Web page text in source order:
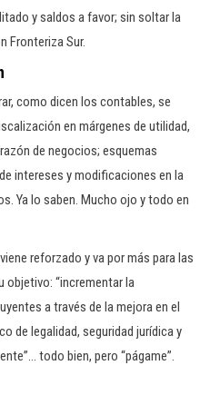
y saldos a favor; sin soltar la
Fronteriza Sur.
como dicen los contables, se
en márgenes de utilidad,
de negocios; esquemas
intereses y modificaciones en la
Ya lo saben. Mucho ojo y todo en
reforzado y va por más para las
objetivo: “incrementar la
a través de la mejora en el
de legalidad, seguridad jurídica y
todo bien, pero “págame”.